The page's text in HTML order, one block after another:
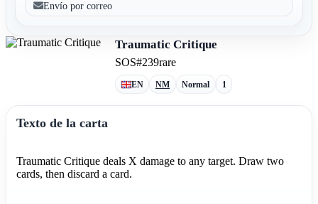
Envío por correo
Traumatic Critique
SOS#239rare
EN NM Normal 1
Texto de la carta
Traumatic Critique deals X damage to any target. Draw two
cards, then discard a card.